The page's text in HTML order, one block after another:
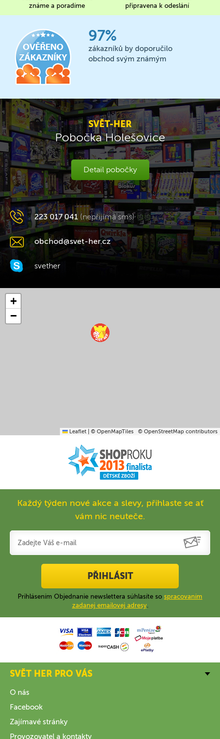
známe a poradíme
připravena k odeslání
97%
zákazníků by doporučilo
obchod svým známým
SVĚT-HER
Pobočka Holešovice
Detail pobočky
223 017 041 (nepřijímá sms)
obchod@svet-her.cz
svether
+
−
Leaflet © OpenMapTiles © OpenStreetMap contributors
Každý týden nové akce a slevy, přihlaste se ať
vám nic neuteče.
PŘIHLÁSIT
Prihlásením Objednanie newslettera súhlasíte so spracovaním
zadanej emailovej adresy.
SVĚT HER PRO VÁS
O nás
Facebook
Zajímavé stránky
Provozovatel a kontakty